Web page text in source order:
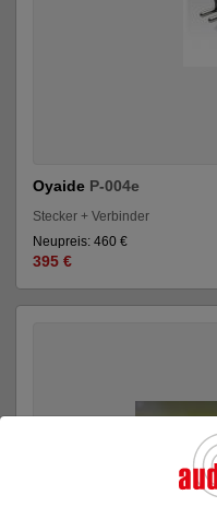
Oyaide P-004e
Stecker + Verbinder
Neupreis: 460 €
395 €